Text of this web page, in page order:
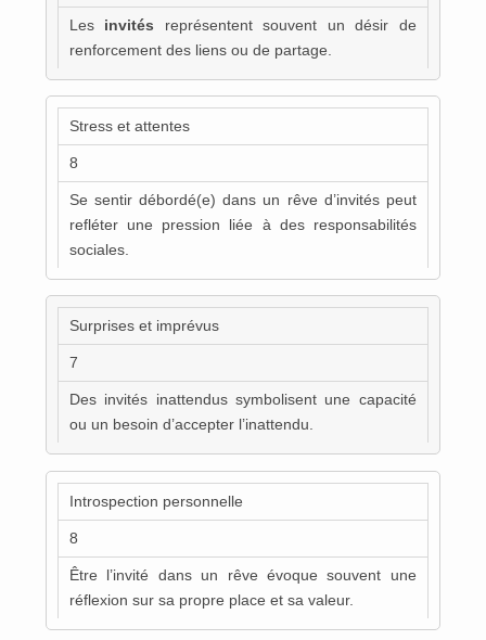
Les invités représentent souvent un désir de
renforcement des liens ou de partage.
Stress et attentes
8
Se sentir débordé(e) dans un rêve d’invités peut
refléter une pression liée à des responsabilités
sociales.
Surprises et imprévus
7
Des invités inattendus symbolisent une capacité
ou un besoin d’accepter l’inattendu.
Introspection personnelle
8
Être l’invité dans un rêve évoque souvent une
réflexion sur sa propre place et sa valeur.